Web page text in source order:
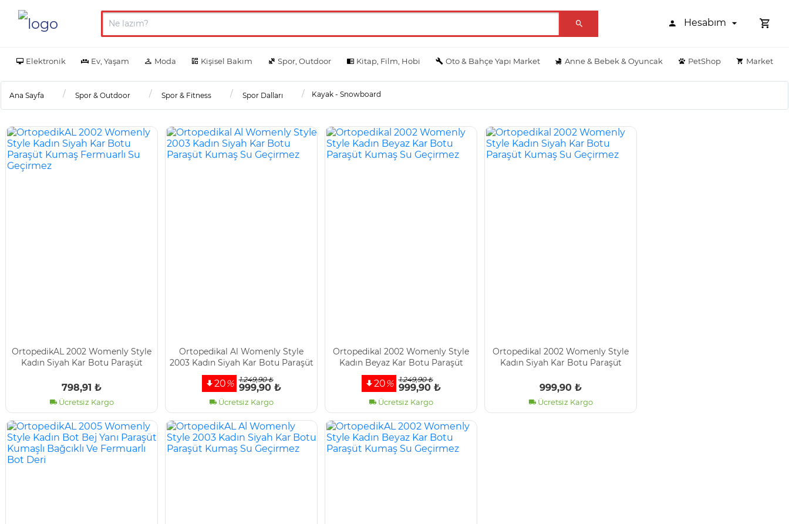
Hesabım
Elektronik Ev, Yaşam Moda Kişisel Bakım Spor, Outdoor Kitap, Film, Hobi Oto & Bahçe Yapı Market Anne & Bebek & Oyuncak PetShop Market
Ana Sayfa Spor & Outdoor Spor & Fitness Spor Dalları Kayak - Snowboard
OrtopedikAL 2002 Womenly Style
Kadın Siyah Kar Botu Paraşüt
798,91 ₺
Ücretsiz Kargo
Ortopedi̇kal Al Womenly Style
2003 Kadın Si̇yah Kar Botu Paraşüt
Kumaş Su Geçi̇rmez
20% 1.249,90 ₺
999,90 ₺
Ücretsiz Kargo
Ortopedi̇kal 2002 Womenly Style
Kadın Beyaz Kar Botu Paraşüt
Kumaş Su Geçi̇rmez
20% 1.249,90 ₺
999,90 ₺
Ücretsiz Kargo
Ortopedi̇kal 2002 Womenly Style
Kadın Si̇yah Kar Botu Paraşüt
999,90 ₺
Ücretsiz Kargo